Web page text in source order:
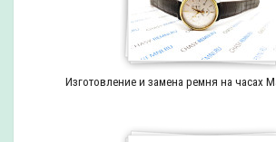
Изготовление и замена ремня на часах